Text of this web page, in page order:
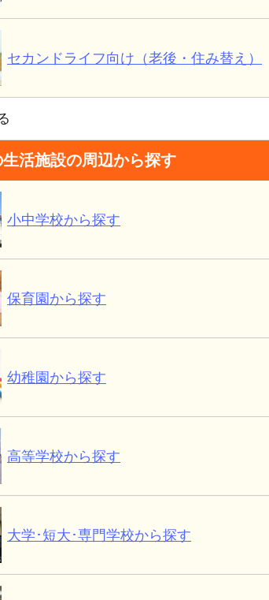
セカンドライフ向け（老後・住み替え）
活施設の周辺から探す
小中学校から探す
保育園から探す
幼稚園から探す
高等学校から探す
大学･短大･専門学校から探す